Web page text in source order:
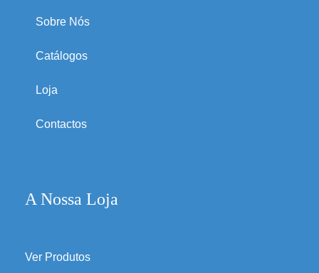
Sobre Nós
Catálogos
Loja
Contactos
A Nossa Loja
Ver Produtos